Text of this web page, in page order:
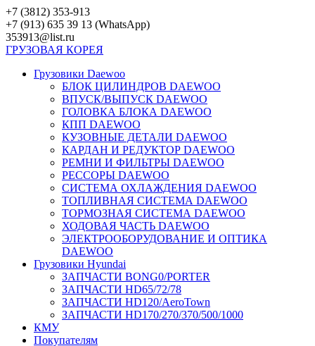
Перейти
к
контенту
+7 (3812) 353-913
+7 (913) 635 39 13 (WhatsApp)
353913@list.ru
ГРУЗОВАЯ КОРЕЯ
Грузовики Daewoo
БЛОК ЦИЛИНДРОВ DAEWOO
ВПУСК/ВЫПУСК DAEWOO
ГОЛОВКА БЛОКА DAEWOO
КПП DAEWOO
КУЗОВНЫЕ ДЕТАЛИ DAEWOO
КАРДАН И РЕДУКТОР DAEWOO
РЕМНИ И ФИЛЬТРЫ DAEWOO
РЕССОРЫ DAEWOO
СИСТЕМА ОХЛАЖДЕНИЯ DAEWOO
ТОПЛИВНАЯ СИСТЕМА DAEWOO
ТОРМОЗНАЯ СИСТЕМА DAEWOO
ХОДОВАЯ ЧАСТЬ DAEWOO
ЭЛЕКТРООБОРУДОВАНИЕ И ОПТИКА
DAEWOO
Грузовики Hyundai
ЗАПЧАСТИ BONG0/PORTER
ЗАПЧАСТИ HD65/72/78
ЗАПЧАСТИ HD120/AeroTown
ЗАПЧАСТИ HD170/270/370/500/1000
КМУ
Покупателям